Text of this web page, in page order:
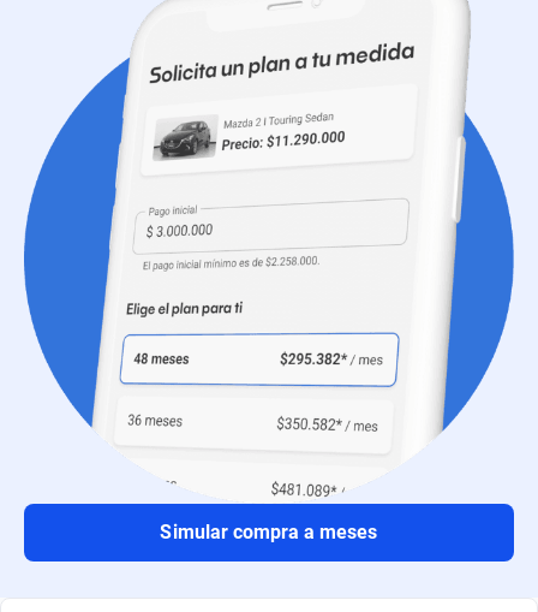
Simular compra a meses